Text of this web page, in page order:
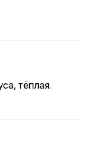
тёплая.